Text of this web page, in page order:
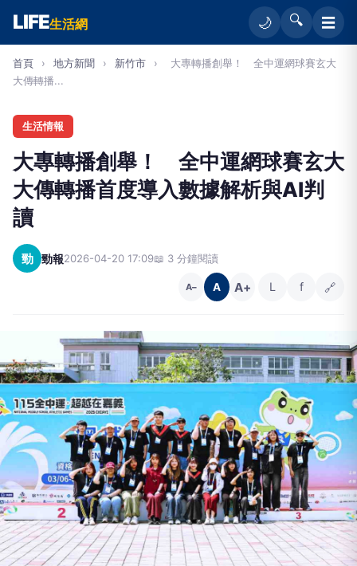
LIFE生活網 🌙 🔍 ☰
首頁 › 地方新聞 › 新竹市 ›
大專轉播創舉！ 全中運網球賽玄大
大傳轉播...
生活情報
大專轉播創舉！ 全中運網球賽玄大
大傳轉播首度導入數據解析與AI判
讀
勁 勁報2026-04-20 17:09📖 3 分鐘閱讀
A− A A+ L f 🔗